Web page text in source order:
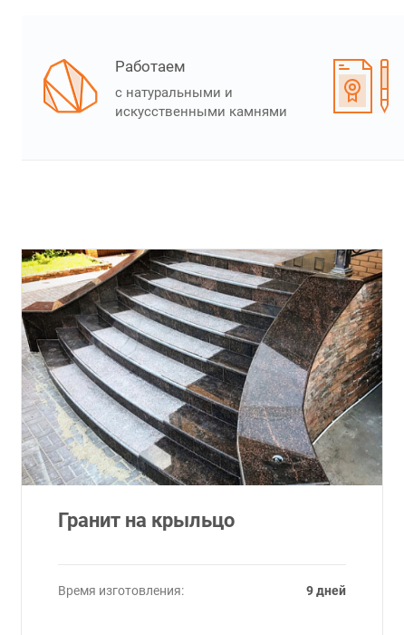
Работаем
с натуральными и
искусственными камнями
Гранит на крыльцо
Время изготовления: 9 дней